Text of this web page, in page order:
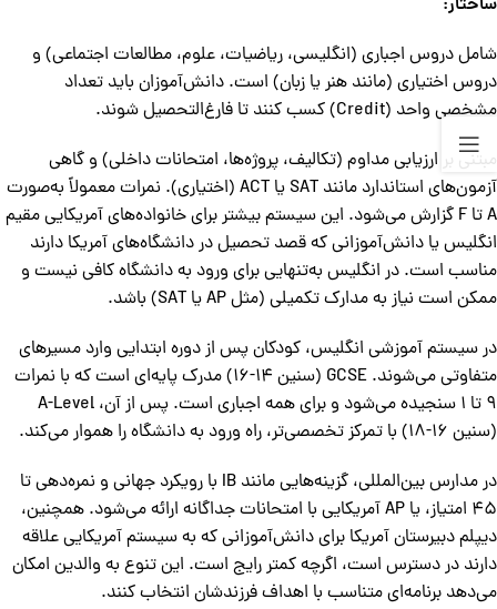
ساختار:
شامل دروس اجباری (انگلیسی، ریاضیات، علوم، مطالعات اجتماعی) و
دروس اختیاری (مانند هنر یا زبان) است. دانش‌آموزان باید تعداد
مشخصی واحد (Credit) کسب کنند تا فارغ‌التحصیل شوند.
مبتنی بر ارزیابی مداوم (تکالیف، پروژه‌ها، امتحانات داخلی) و گاهی
آزمون‌های استاندارد مانند SAT یا ACT (اختیاری). نمرات معمولاً به‌صورت
A تا F گزارش می‌شود. این سیستم بیشتر برای خانواده‌های آمریکایی مقیم
انگلیس یا دانش‌آموزانی که قصد تحصیل در دانشگاه‌های آمریکا دارند
مناسب است. در انگلیس به‌تنهایی برای ورود به دانشگاه کافی نیست و
ممکن است نیاز به مدارک تکمیلی (مثل AP یا SAT) باشد.
در سیستم آموزشی انگلیس، کودکان پس از دوره ابتدایی وارد مسیرهای
متفاوتی می‌شوند. GCSE (سنین 14-16) مدرک پایه‌ای است که با نمرات
9 تا 1 سنجیده می‌شود و برای همه اجباری است. پس از آن، A-Level
(سنین 16-18) با تمرکز تخصصی‌تر، راه ورود به دانشگاه را هموار می‌کند.
در مدارس بین‌المللی، گزینه‌هایی مانند IB با رویکرد جهانی و نمره‌دهی تا
45 امتیاز، یا AP آمریکایی با امتحانات جداگانه ارائه می‌شود. همچنین،
دیپلم دبیرستان آمریکا برای دانش‌آموزانی که به سیستم آمریکایی علاقه
دارند در دسترس است، اگرچه کمتر رایج است. این تنوع به والدین امکان
می‌دهد برنامه‌ای متناسب با اهداف فرزندشان انتخاب کنند.